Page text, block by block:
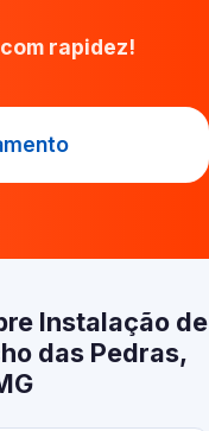
rapidez!
Instalação de
das Pedras,